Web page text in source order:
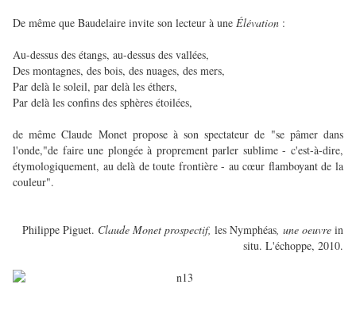
De même que Baudelaire invite son lecteur à une Élévation :
Au-dessus des étangs, au-dessus des vallées,
Des montagnes, des bois, des nuages, des mers,
Par delà le soleil, par delà les éthers,
Par delà les confins des sphères étoilées,
de même Claude Monet propose à son spectateur de "se pâmer dans
l'onde,"de faire une plongée à proprement parler sublime - c'est-à-dire,
étymologiquement, au delà de toute frontière - au cœur flamboyant de la
couleur".
Philippe Piguet. Claude Monet prospectif, les Nymphéas, une oeuvre in
situ. L'échoppe, 2010.